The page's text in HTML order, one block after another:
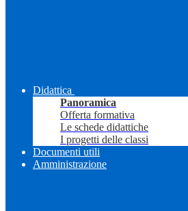
Didattica
Panoramica
Offerta formativa
Le schede didattiche
I progetti delle classi
Documenti utili
Amministrazione